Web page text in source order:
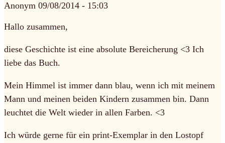
Anonym 09/08/2014 - 15:03
Hallo zusammen,
diese Geschichte ist eine absolute Bereicherung <3 Ich
liebe das Buch.
Mein Himmel ist immer dann blau, wenn ich mit meinem
Mann und meinen beiden Kindern zusammen bin. Dann
leuchtet die Welt wieder in allen Farben. <3
Ich würde gerne für ein print-Exemplar in den Lostopf